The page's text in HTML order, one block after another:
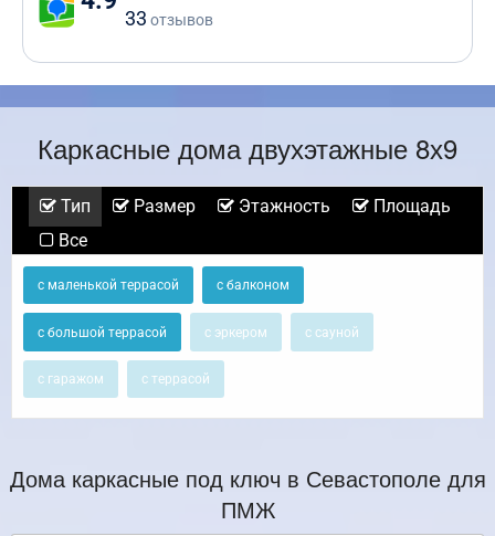
33 отзывов
Каркасные дома двухэтажные 8х9
Тип Размер Этажность
Площадь
Все
с маленькой террасой с балконом
с большой террасой с эркером с сауной
с гаражом с террасой
Дома каркасные под ключ в Севастополе для
ПМЖ